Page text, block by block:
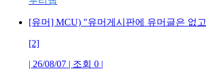
[유머] MCU) "유머게시판에 유머글은 없
[2]
| 26/08/07 | 조회 0 |